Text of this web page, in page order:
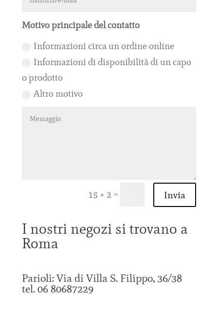
Motivo principale del contatto
Informazioni circa un ordine online
Informazioni di disponibilità di un capo
o prodotto
Altro motivo
15 + 2 = Invia
I nostri negozi si trovano a
Roma
Parioli: Via di Villa S. Filippo, 36/38
tel. 06 80687229